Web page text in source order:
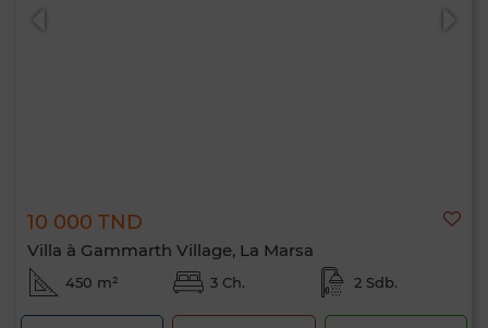
10 000 TND
Villa à Gammarth Village, La Marsa
450 m² 3 Ch. 2 Sdb.